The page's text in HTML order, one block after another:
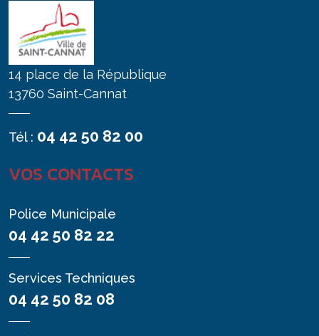
14 place de la République
13760 Saint-Cannat
Tél : 04 42 50 82 00
VOS CONTACTS
Police Municipale
04 42 50 82 22
Services Techniques
04 42 50 82 08